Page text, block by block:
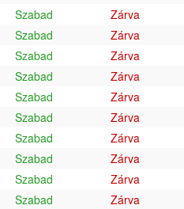
Szabad Zárva
Szabad Zárva
Szabad Zárva
Szabad Zárva
Szabad Zárva
Szabad Zárva
Szabad Zárva
Szabad Zárva
Szabad Zárva
Szabad Zárva